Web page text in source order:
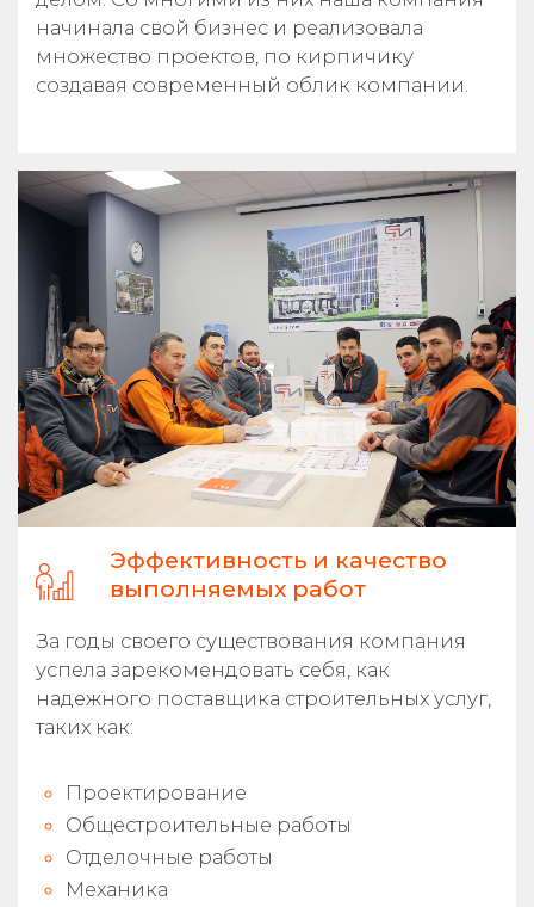
начинала свой бизнес и реализовала
множество проектов, по кирпичику
создавая современный облик компании.
Эффективность и качество
выполняемых работ
За годы своего существования компания
успела зарекомендовать себя, как
надежного поставщика строительных услуг,
таких как:
Проектирование
Общестроительные работы
Отделочные работы
Механика